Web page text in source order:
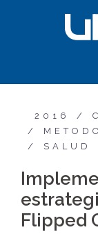
2016
SALUD
Flipped